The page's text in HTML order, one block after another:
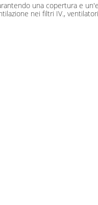
una copertura e
nei filtri IV.,